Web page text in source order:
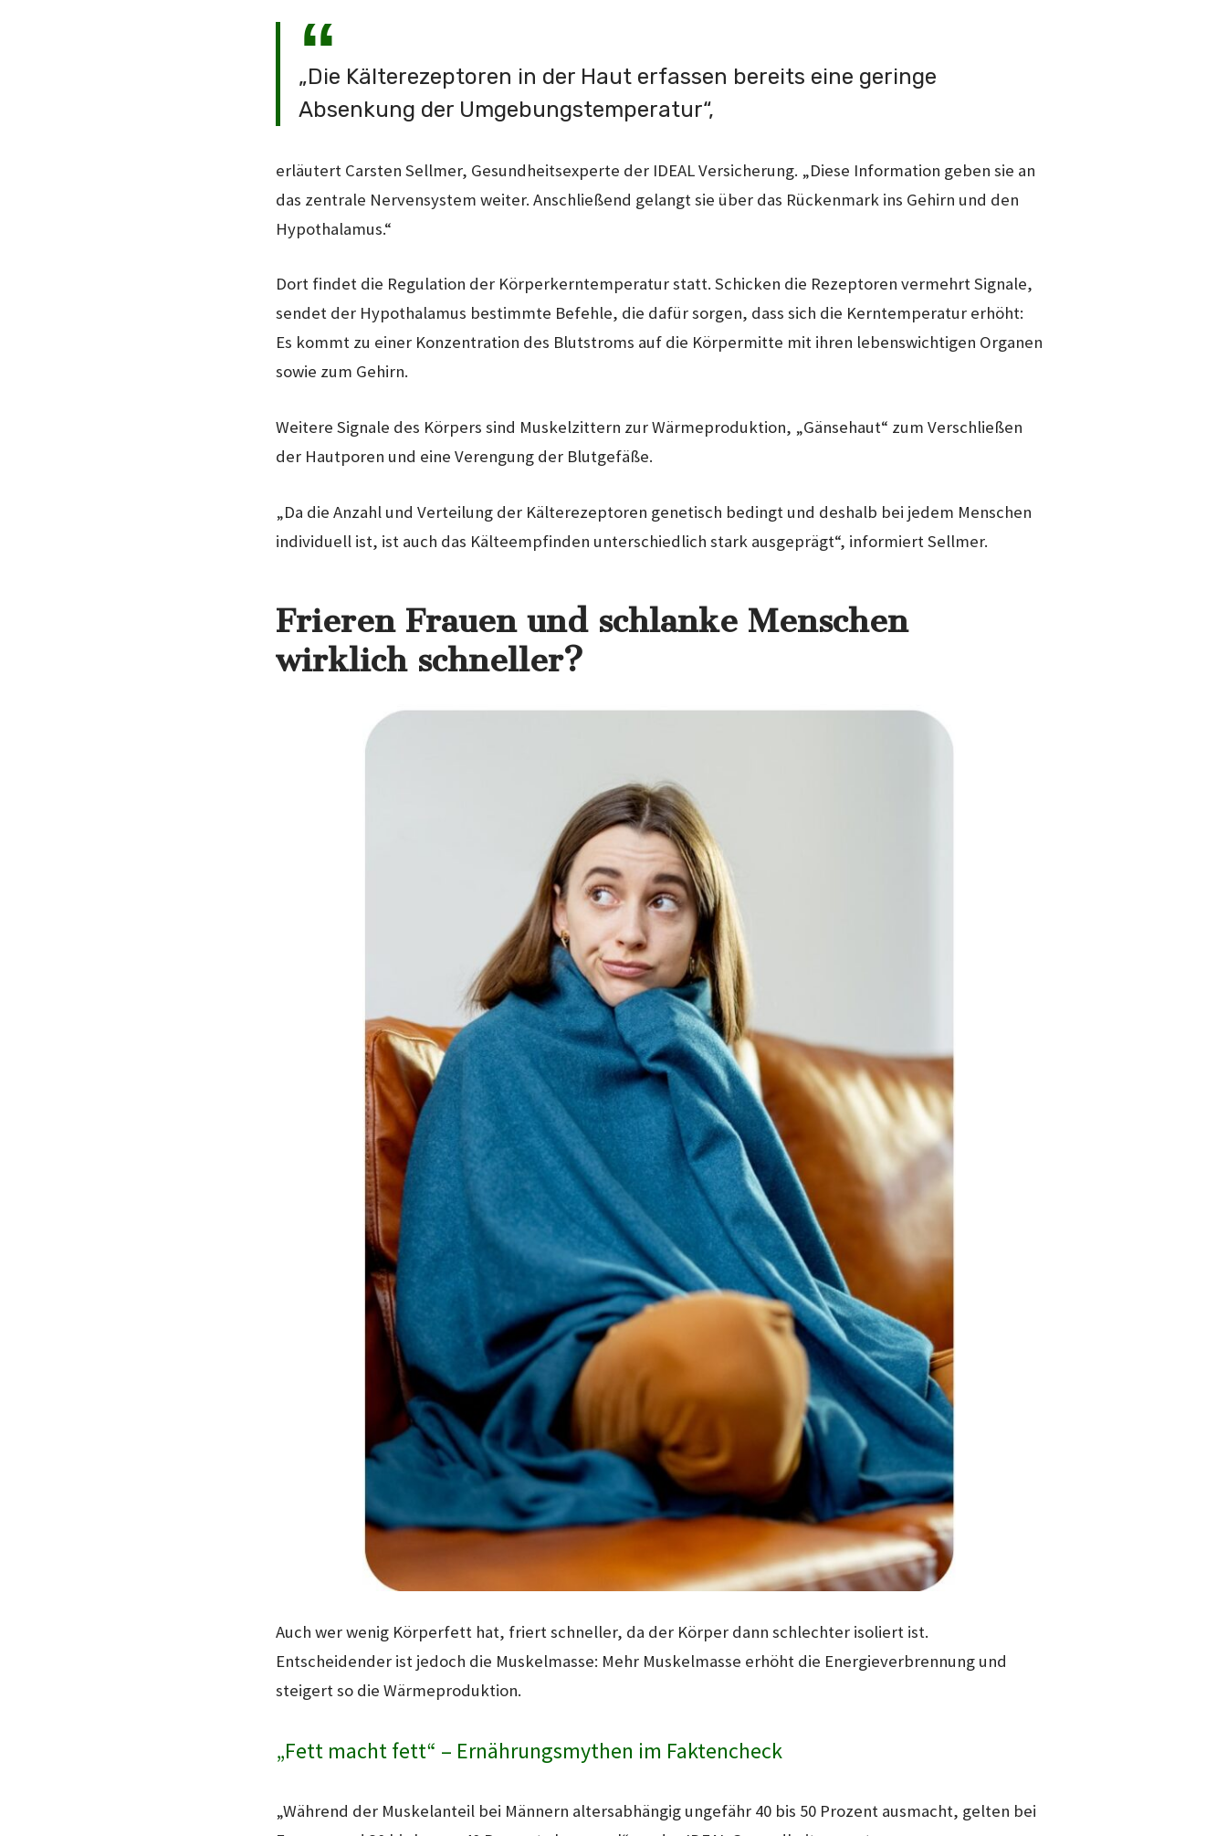
„Die Kälterezeptoren in der Haut erfassen bereits eine geringe
Absenkung der Umgebungstemperatur“,
erläutert Carsten Sellmer, Gesundheitsexperte der IDEAL Versicherung. „Diese Information geben sie an
das zentrale Nervensystem weiter. Anschließend gelangt sie über das Rückenmark ins Gehirn und den
Hypothalamus.“
Dort findet die Regulation der Körperkerntemperatur statt. Schicken die Rezeptoren vermehrt Signale,
sendet der Hypothalamus bestimmte Befehle, die dafür sorgen, dass sich die Kerntemperatur erhöht:
Es kommt zu einer Konzentration des Blutstroms auf die Körpermitte mit ihren lebenswichtigen Organen
sowie zum Gehirn.
Weitere Signale des Körpers sind Muskelzittern zur Wärmeproduktion, „Gänsehaut“ zum Verschließen
der Hautporen und eine Verengung der Blutgefäße.
„Da die Anzahl und Verteilung der Kälterezeptoren genetisch bedingt und deshalb bei jedem Menschen
individuell ist, ist auch das Kälteempfinden unterschiedlich stark ausgeprägt“, informiert Sellmer.
Frieren Frauen und schlanke Menschen
wirklich schneller?
Auch wer wenig Körperfett hat, friert schneller, da der Körper dann schlechter isoliert ist.
Entscheidender ist jedoch die Muskelmasse: Mehr Muskelmasse erhöht die Energieverbrennung und
steigert so die Wärmeproduktion.
„Fett macht fett“ – Ernährungsmythen im Faktencheck
„Während der Muskelanteil bei Männern altersabhängig ungefähr 40 bis 50 Prozent ausmacht, gelten bei